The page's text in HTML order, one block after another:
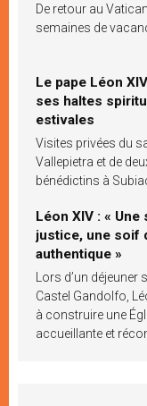
De retour au
semaines de
Le pape Léon
ses haltes
estivales
Visites privées du
Vallepietra et de
bénédictins à
Léon XIV : «
justice, une soif
authentique »
Lors d’un déjeuner
Castel Gandolfo,
à construire une
accueillante et